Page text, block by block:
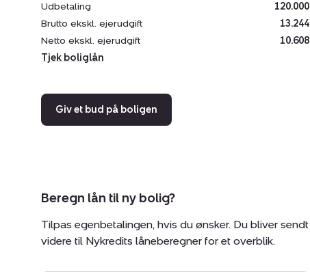
Udbetaling
120.000
Brutto ekskl. ejerudgift
13.244
Netto ekskl. ejerudgift
10.608
Tjek boliglån
Giv et bud på boligen
Beregn lån til ny bolig?
Tilpas egenbetalingen, hvis du ønsker. Du bliver sendt
videre til Nykredits låneberegner for et overblik.